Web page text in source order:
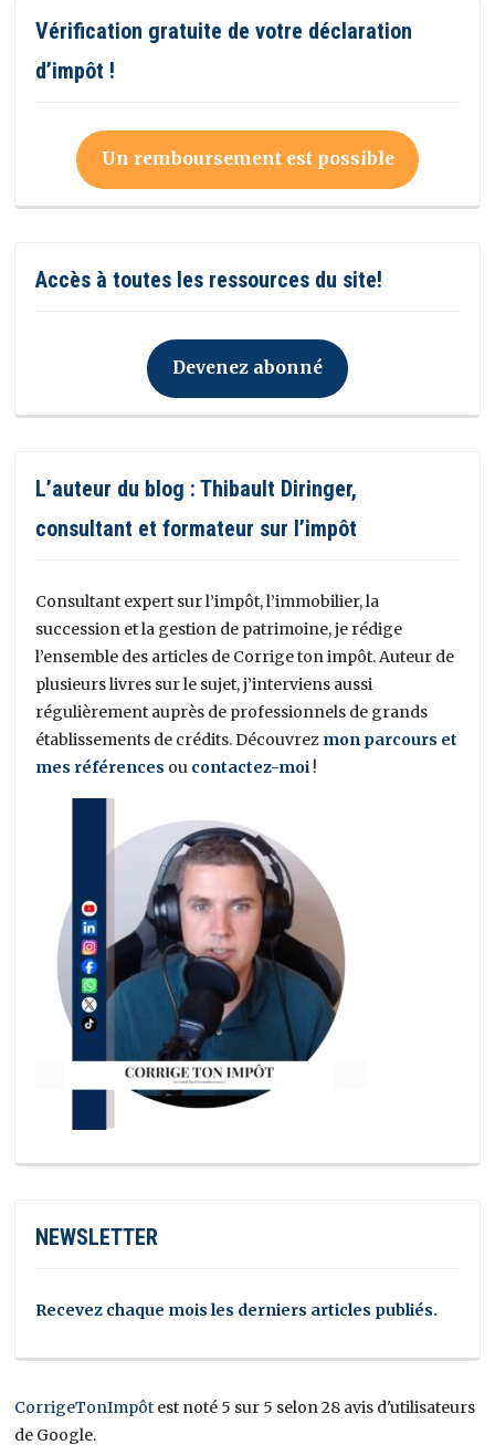
Vérification gratuite de votre déclaration
d’impôt !
Un remboursement est possible
Accès à toutes les ressources du site!
Devenez abonné
L’auteur du blog : Thibault Diringer,
consultant et formateur sur l’impôt
Consultant expert sur l’impôt, l’immobilier, la
succession et la gestion de patrimoine, je rédige
l’ensemble des articles de Corrige ton impôt. Auteur de
plusieurs livres sur le sujet, j’interviens aussi
régulièrement auprès de professionnels de grands
établissements de crédits. Découvrez mon parcours et
mes références ou contactez-moi !
NEWSLETTER
Recevez chaque mois les derniers articles publiés.
CorrigeTonImpôt est noté 5 sur 5 selon 28 avis d'utilisateurs
de Google.